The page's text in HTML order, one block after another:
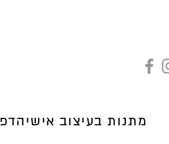
מתנות בעיצוב אישי